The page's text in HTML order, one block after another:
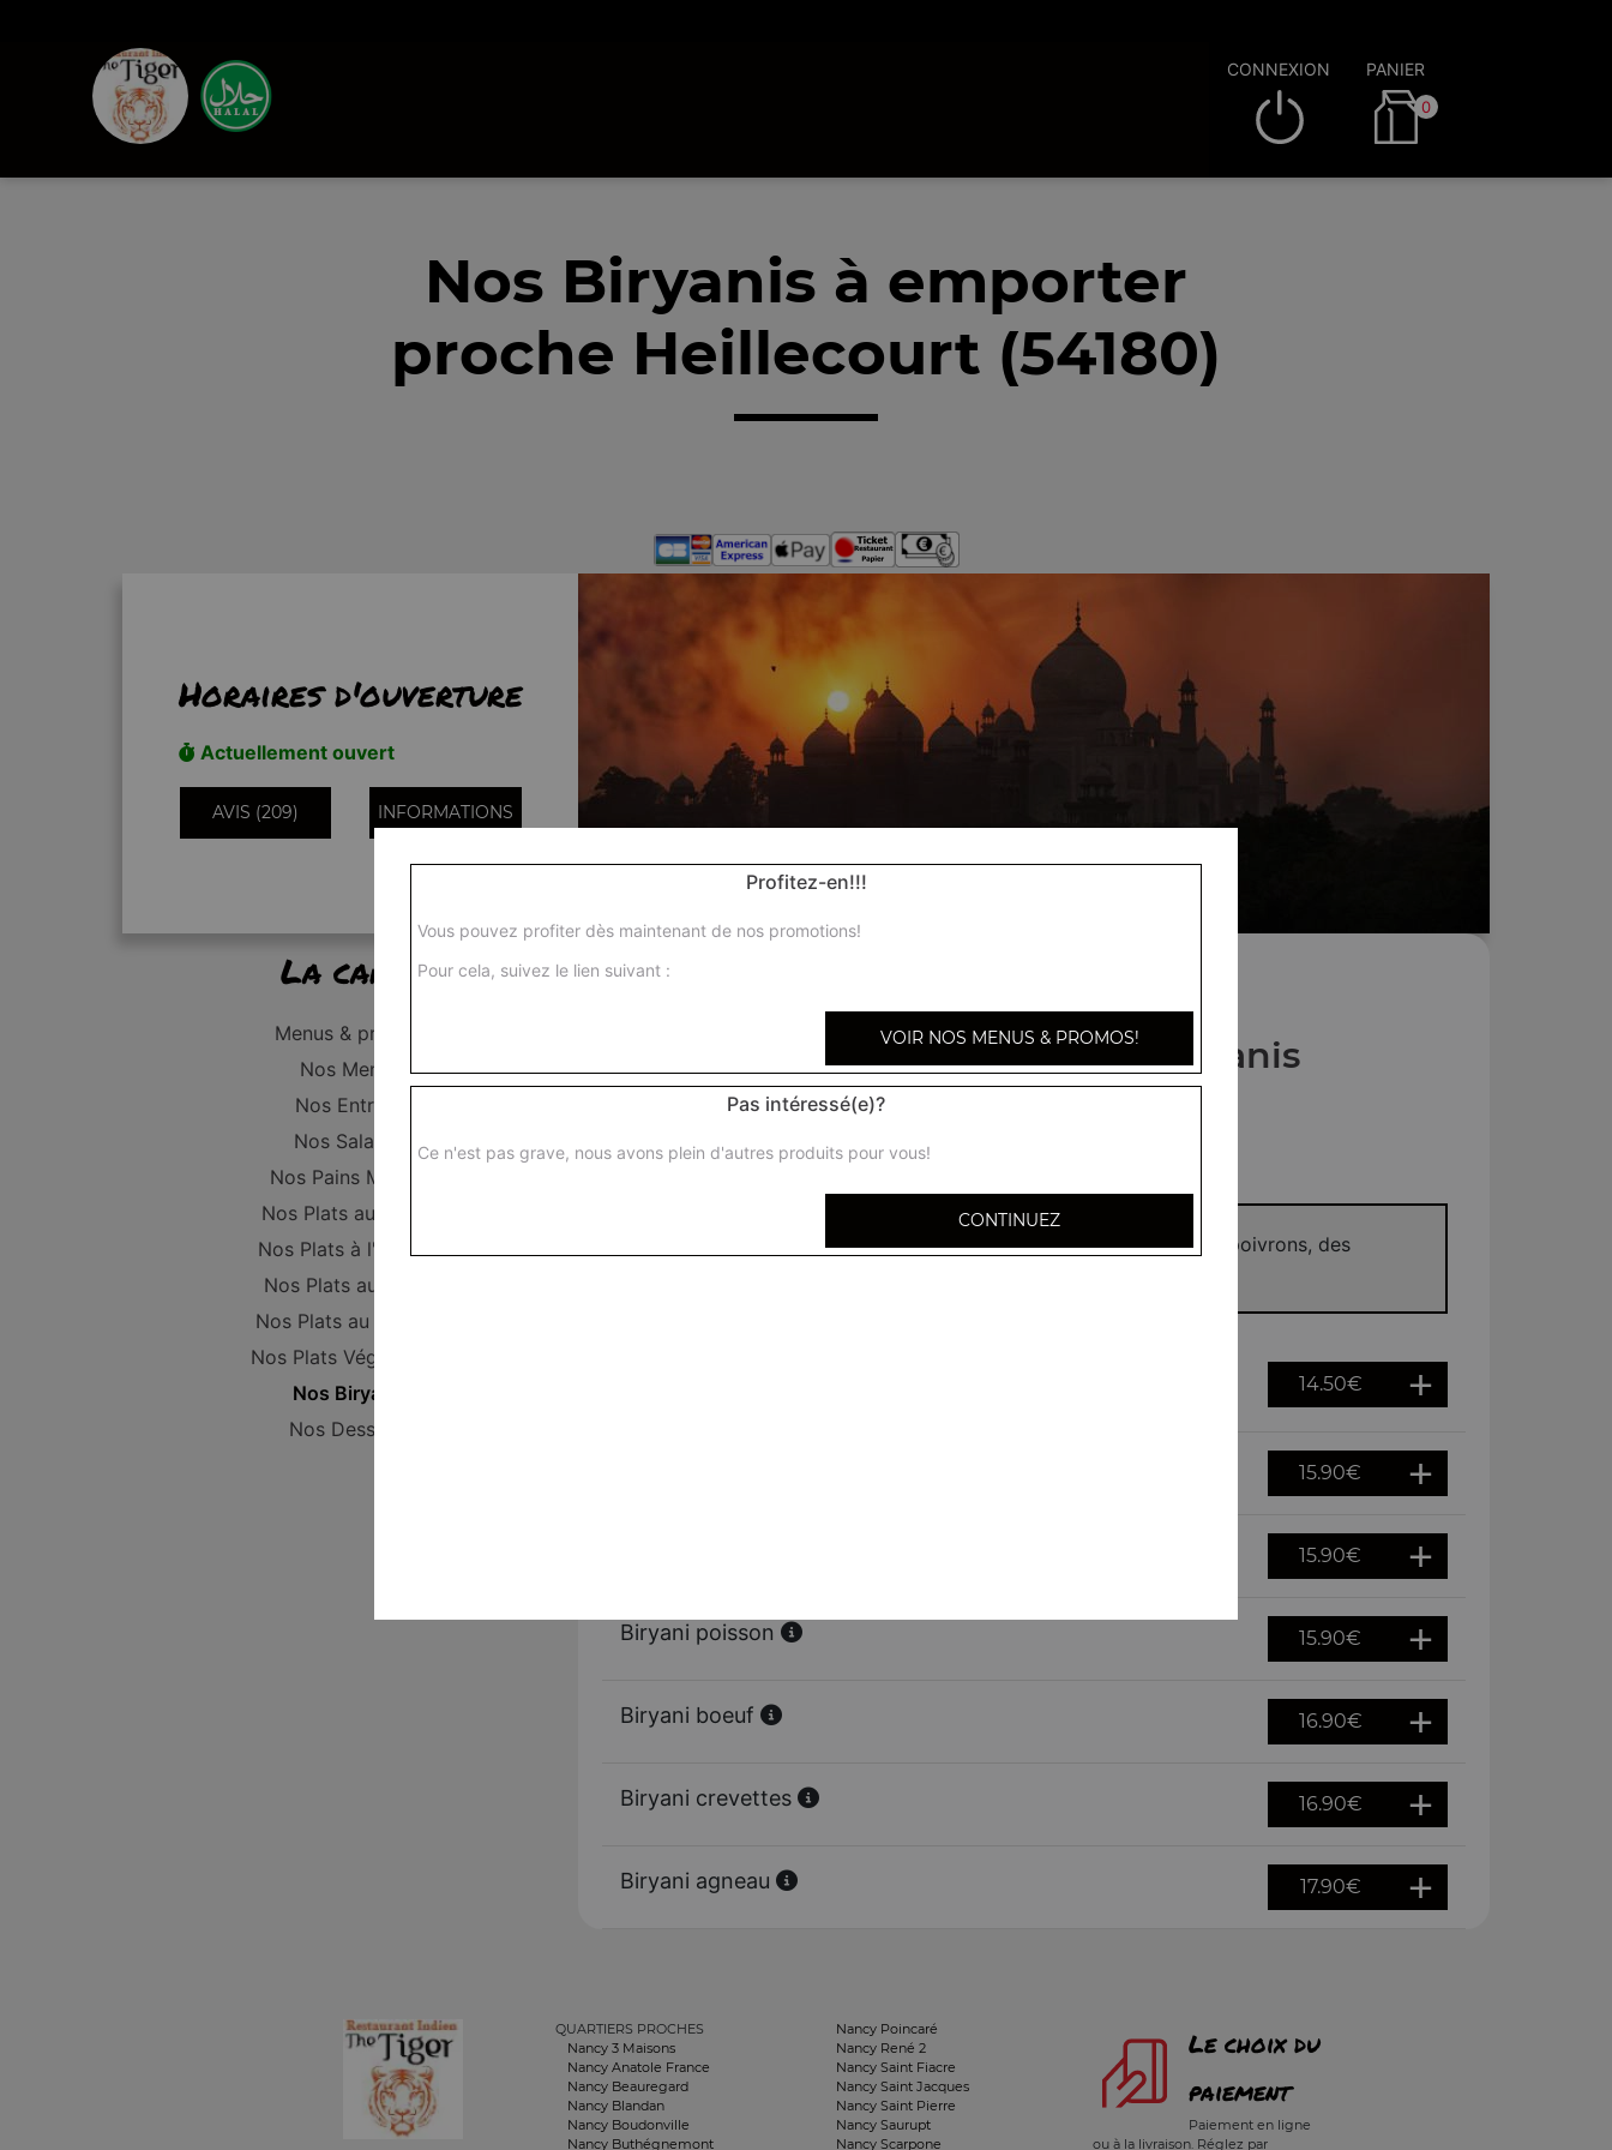
CONNEXION PANIER
0
Nos Biryanis à emporter
proche Heillecourt (54180)
Horaires d'ouverture
Actuellement ouvert
AVIS (209) INFORMATIONS
La carte
Menus & promos
Nos Menus
Nos Entrées
Nos Salades
Nos Pains Maison
Nos Plats au poulet
Nos Plats à l'Agneau
Nos Plats au Boeuf
Nos Plats au Poisson
Nos Plats Végétariens
Nos Biryanis
Nos Desserts
Nos Biryanis
Le Biryani est un plat traditionnel, cuisiné et du riz basmati, des poivrons, des
14.50€
15.90€
15.90€
Biryani poisson 15.90€
Biryani boeuf 16.90€
Biryani crevettes 16.90€
Biryani agneau 17.90€
QUARTIERS PROCHES
Nancy 3 Maisons
Nancy Anatole France
Nancy Beauregard
Nancy Blandan
Nancy Boudonville
Nancy Buthégnemont
Nancy Poincaré
Nancy René 2
Nancy Saint Fiacre
Nancy Saint Jacques
Nancy Saint Pierre
Nancy Saurupt
Nancy Scarpone
Le choix du
paiement
Paiement en ligne
ou à la livraison. Réglez par
Profitez-en!!!
Vous pouvez profiter dès maintenant de nos promotions!
Pour cela, suivez le lien suivant :
VOIR NOS MENUS & PROMOS!
Pas intéressé(e)?
Ce n'est pas grave, nous avons plein d'autres produits pour vous!
CONTINUEZ